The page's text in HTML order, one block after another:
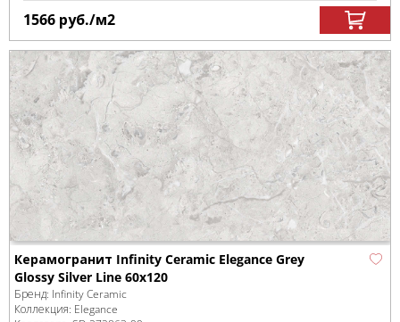
1566 руб./м2
Керамогранит Infinity Ceramic Elegance Grey
Glossy Silver Line 60x120
Бренд: Infinity Ceramic
Коллекция: Elegance